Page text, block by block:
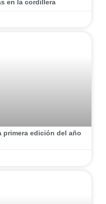
en la cordillera
primera edición del año